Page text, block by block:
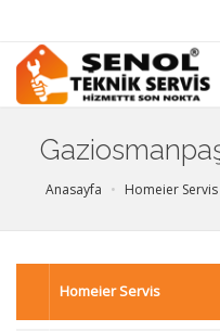
Anasayfa Homeier Servis
Homeier Servis